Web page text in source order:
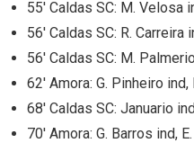
55′ Caldas SC: M. Velosa
56′ Caldas SC: R. Carreira
56′ Caldas SC: M.
62′ Amora: G. Pinheiro
68′ Caldas SC: Januario
70′ Amora: G. Barros ind,